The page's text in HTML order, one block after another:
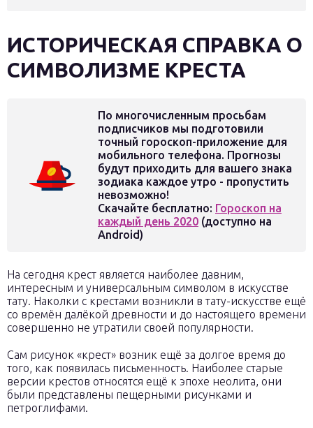
ИСТОРИЧЕСКАЯ СПРАВКА О
СИМВОЛИЗМЕ КРЕСТА
По многочисленным просьбам
подписчиков мы подготовили
точный гороскоп-приложение для
мобильного телефона. Прогнозы
будут приходить для вашего знака
зодиака каждое утро - пропустить
невозможно!
Скачайте бесплатно: Гороскоп на
каждый день 2020 (доступно на
Android)
На сегодня крест является наиболее давним,
интересным и универсальным символом в искусстве
тату. Наколки с крестами возникли в тату-искусстве ещё
со времён далёкой древности и до настоящего времени
совершенно не утратили своей популярности.
Сам рисунок «крест» возник ещё за долгое время до
того, как появилась письменность. Наиболее старые
версии крестов относятся ещё к эпохе неолита, они
были представлены пещерными рисунками и
петроглифами.